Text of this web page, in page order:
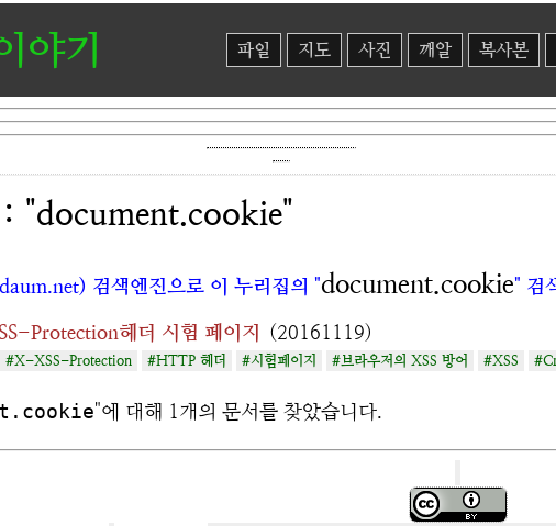
야기 파일 지도 사진 깨알 복사본
"document.cookie"
검색엔진으로 이 누리집의 "document.cookie" 검
Protection헤더 시험 페이지 (20161119)
#X-XSS-Protection #HTTP 헤더 #시험페이지 #브라우저의 XSS 방어 #XSS
"에 대해 1개의 문서를 찾았습니다.